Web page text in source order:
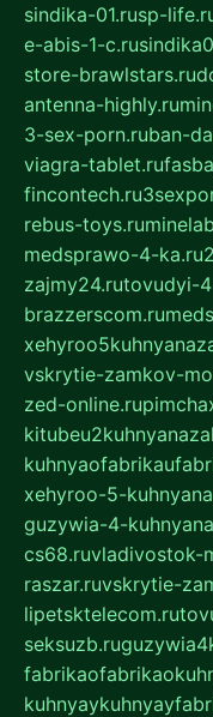
sindika-01.rusp-
e-abis-1-c.ru
store-brawlstars.ru
antenna-highly.ru
3-sex-porn.ruban-
viagra-tablet.ru
fincontech.ru
rebus-toys.ru
medsprawo-4-ka.ru
zajmy24.rutovudyi-
brazzerscom.ru
vskrytie-zamkov-
zed-online.ru
xehyroo-5-
guzywia-4-
cs68.ruvladivostok-
raszar.ruvskrytie-
lipetsktelecom.ru
seksuzb.ru